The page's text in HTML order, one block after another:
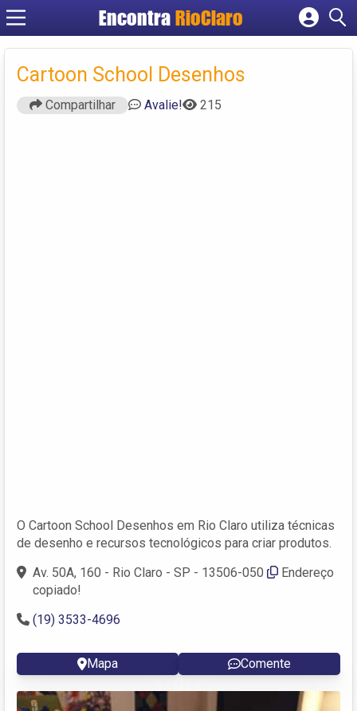
Encontra RioClaro
Cadastrar empresa
Criar conta
Cartoon School Desenhos
Compartilhar Avalie! 215
O Cartoon School Desenhos em Rio Claro utiliza técnicas
de desenho e recursos tecnológicos para criar produtos.
Av. 50A, 160 - Rio Claro - SP - 13506-050
Endereço
copiado!
(19) 3533-4696
Mapa Comente